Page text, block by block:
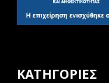
ΚΑΤΗΓΟΡΙΕΣ